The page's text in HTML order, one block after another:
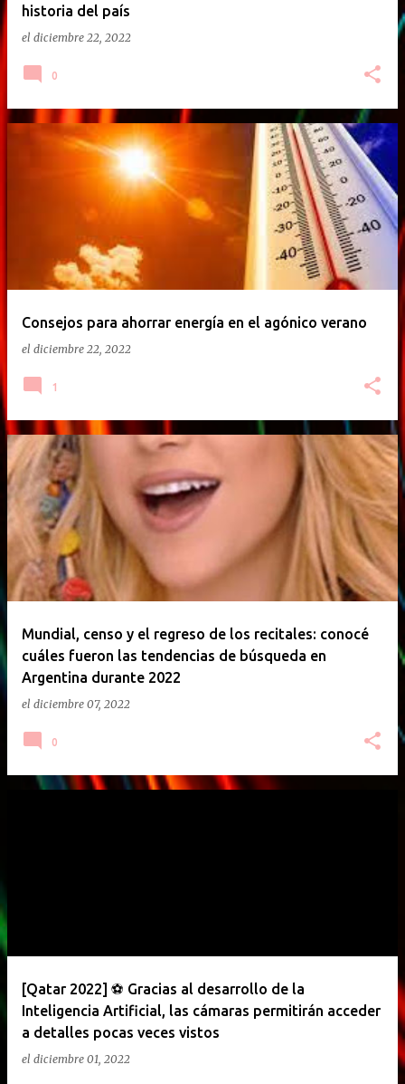
historia del país
el diciembre 22, 2022
0
Consejos para ahorrar energía en el agónico verano
el diciembre 22, 2022
1
Mundial, censo y el regreso de los recitales: conocé
cuáles fueron las tendencias de búsqueda en
Argentina durante 2022
el diciembre 07, 2022
0
[Qatar 2022] ⚽ Gracias al desarrollo de la
Inteligencia Artificial, las cámaras permitirán acceder
a detalles pocas veces vistos
el diciembre 01, 2022